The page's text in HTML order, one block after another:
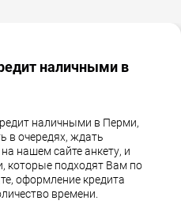
наличными в
наличными в Перми,
в очередях, ждать
нашем сайте анкету, и
которые подходят Вам по
оформление кредита
времени.